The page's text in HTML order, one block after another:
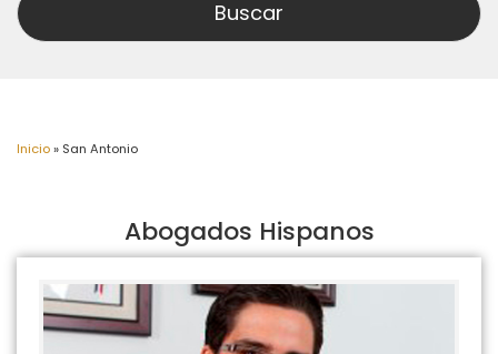
Inicio» San Antonio
Abogados Hispanos